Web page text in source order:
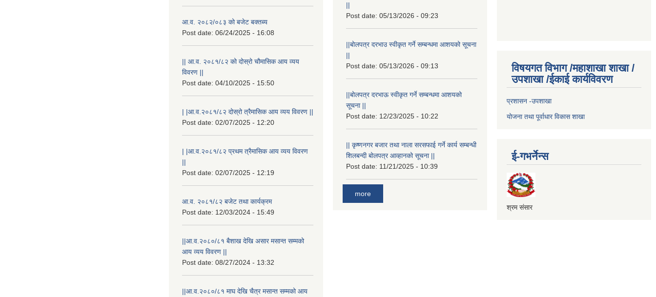
आ.व. २०८२/०८३ को बजेट बक्तब्य
Post date: 06/24/2025 - 16:08
|| आ.व. २०८१/८२ को दोस्रो चौमासिक आय व्यय
विवरण ||
Post date: 04/10/2025 - 15:50
| |आ.व.२०८१/८२ दोस्रो त्रैमासिक आय व्यय विवरण ||
Post date: 02/07/2025 - 12:20
| |आ.व.२०८१/८२ प्रथम त्रैमासिक आय व्यय विवरण
||
Post date: 02/07/2025 - 12:19
आ.व. २०८१/८२ बजेट तथा कार्यक्रम
Post date: 12/03/2024 - 15:49
||आ.व.२०८०/८१ बैशाख देखि असार मसान्त सम्मको
आय व्यय विवरण ||
Post date: 08/27/2024 - 13:32
||आ.व.२०८०/८१ माघ देखि चैत्र मसान्त सम्मको आय
||
Post date: 05/13/2026 - 09:23
||बोलपत्र दरभाउ स्वीकृत गर्ने सम्बन्धमा आशयको सूचना
||
Post date: 05/13/2026 - 09:13
||बोलपत्र दरभाऊ स्वीकृत गर्ने सम्बन्धमा आशयको
सूचना ||
Post date: 12/23/2025 - 10:22
|| कृष्णनगर बजार तथा नाला सरसफाई गर्ने कार्य सम्बन्धी
शिलबन्दी बोलपत्र आव्हानको सूचना ||
Post date: 11/21/2025 - 10:39
more
विषयगत विभाग /महाशाखा शाखा /
उपशाखा /ईकाई कार्यविवरण
प्रशासन -उपशाखा
योजना तथा पूर्वाधार विकास शाखा
ई-गभर्नेन्स
श्रम संसार